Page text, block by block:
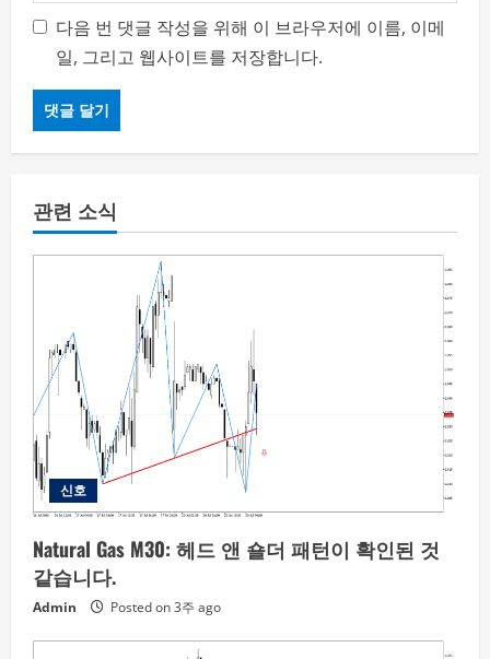
다음 번 댓글 작성을 위해 이 브라우저에 이름, 이메
일, 그리고 웹사이트를 저장합니다.
관련 소식
신호
Natural Gas M30: 헤드 앤 숄더 패턴이 확인된 것
같습니다.
Admin Posted on 3주 ago